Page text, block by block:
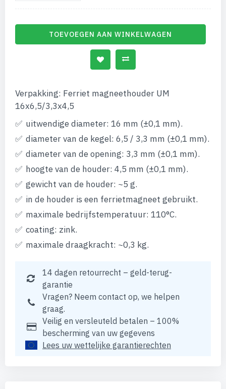
TOEVOEGEN AAN WINKELWAGEN
Verpakking: Ferriet magneethouder UM
16x6,5/3,3x4,5
uitwendige diameter: 16 mm (±0,1 mm).
diameter van de kegel: 6,5 / 3,3 mm (±0,1 mm).
diameter van de opening: 3,3 mm (±0,1 mm).
hoogte van de houder: 4,5 mm (±0,1 mm).
gewicht van de houder: ~5 g.
in de houder is een ferrietmagneet gebruikt.
maximale bedrijfstemperatuur: 110°C.
coating: zink.
maximale draagkracht: ~0,3 kg.
14 dagen retourrecht – geld-terug-
garantie
Vragen? Neem contact op, we helpen
graag.
Veilig en versleuteld betalen – 100%
bescherming van uw gegevens
Lees uw wettelijke garantierechten